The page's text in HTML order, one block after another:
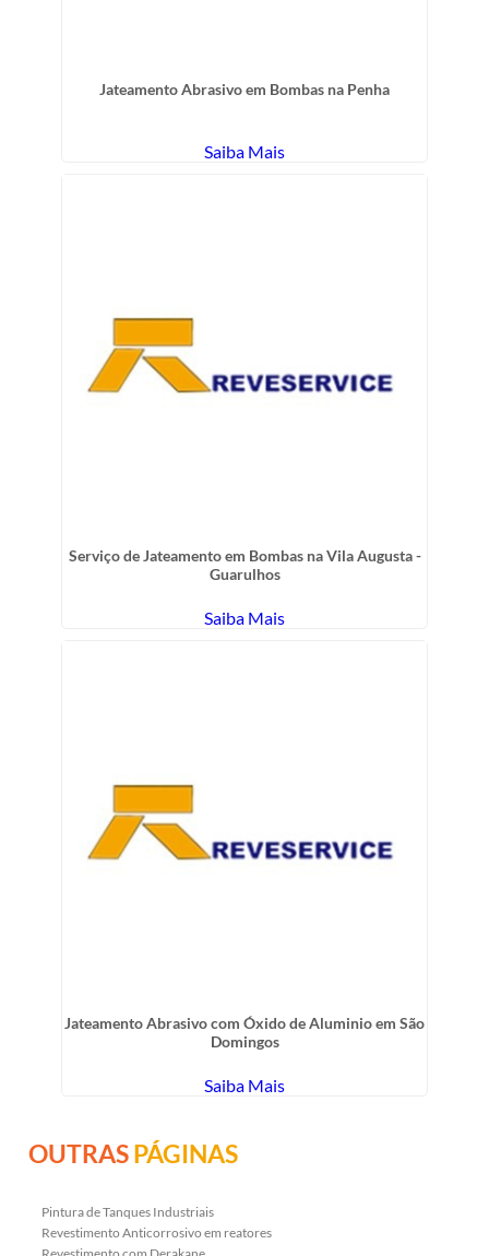
Jateamento Abrasivo em Bombas na Penha
Saiba Mais
Serviço de Jateamento em Bombas na Vila Augusta -
Guarulhos
Saiba Mais
Jateamento Abrasivo com Óxido de Aluminio em São
Domingos
Saiba Mais
OUTRASPÁGINAS
Pintura de Tanques Industriais
Revestimento Anticorrosivo em reatores